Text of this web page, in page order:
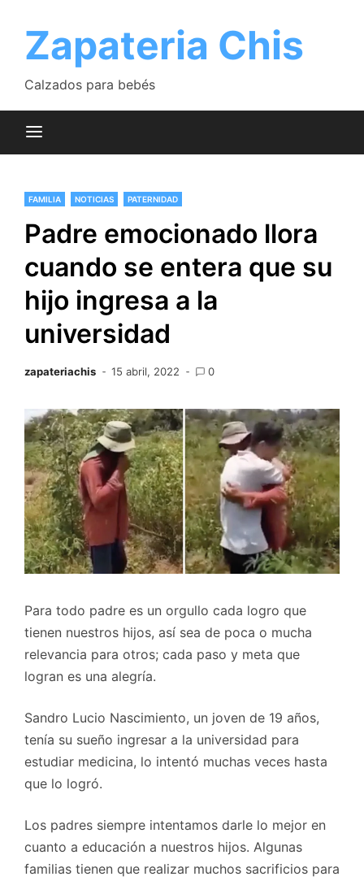
contenido
Zapateria Chis
Calzados para bebés
FAMILIA NOTICIAS PATERNIDAD
Padre emocionado llora
cuando se entera que su
hijo ingresa a la
universidad
zapateriachis 15 abril, 2022 0
Para todo padre es un orgullo cada logro que
tienen nuestros hijos, así sea de poca o mucha
relevancia para otros; cada paso y meta que
logran es una alegría.
Sandro Lucio Nascimiento, un joven de 19 años,
tenía su sueño ingresar a la universidad para
estudiar medicina, lo intentó muchas veces hasta
que lo logró.
Los padres siempre intentamos darle lo mejor en
cuanto a educación a nuestros hijos. Algunas
familias tienen que realizar muchos sacrificios para